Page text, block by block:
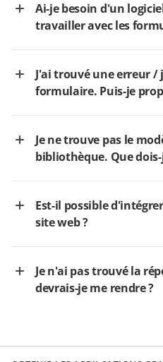
Ai-je besoin d'un
travailler avec les
J'ai trouvé une erreur
formulaire. Puis-je
Je ne trouve pas le
bibliothèque. Que
Est-il possible
site web ?
Je n'ai pas trouvé la
devrais-je me rendre ?